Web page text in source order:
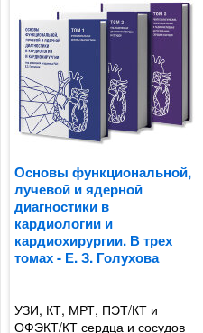
Основы функциональной,
лучевой и ядерной
диагностики в
кардиологии и
кардиохирургии. В трех
томах - Е. З. Голухова
УЗИ, КТ, МРТ, ПЭТ/КТ и
ОФЭКТ/КТ сердца и сосудов